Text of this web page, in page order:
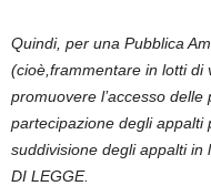
Quindi, per una Pubblica
(cioè, frammentare in lotti di
promuovere l’accesso
partecipazione degli appalti
suddivisione degli appalti in
DI LEGGE.